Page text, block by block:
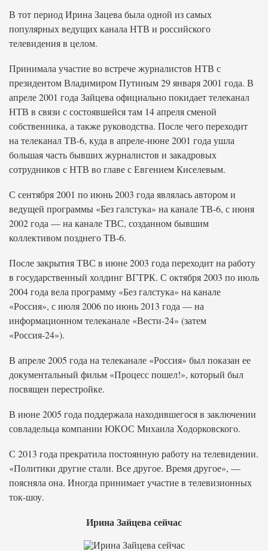
В тот период Ирина Зацева была одной из самых
популярных ведущих канала НТВ и российского
телевидения в целом.
Принимала участие во встрече журналистов НТВ с
президентом Владимиром Путиным 29 января 2001 года. В
апреле 2001 года Зайцева официально покидает телеканал
НТВ в связи с состоявшейся там 14 апреля сменой
собственника, а также руководства. После чего переходит
на телеканал ТВ-6, куда в апреле-июне 2001 года ушла
большая часть бывших журналистов и закадровых
сотрудников с НТВ во главе с Евгением Киселевым.
С сентября 2001 по июнь 2003 года являлась автором и
ведущей программы «Без галстука» на канале ТВ-6, с июня
2002 года — на канале ТВС, созданном бывшим
коллективом позднего ТВ-6.
После закрытия ТВС в июне 2003 года переходит на работу
в государственный холдинг ВГТРК. С октября 2003 по июль
2004 года вела программу «Без галстука» на канале
«Россия», с июля 2006 по июнь 2013 года — на
информационном телеканале «Вести-24» (затем
«Россия-24»).
В апреле 2005 года на телеканале «Россия» был показан ее
документальный фильм «Процесс пошел!», который был
посвящен перестройке.
В июне 2005 года поддержала находившегося в заключении
совладельца компании ЮКОС Михаила Ходорковского.
С 2013 года прекратила постоянную работу на телевидении.
«Политики другие стали. Все другое. Время другое», —
поясняла она. Иногда принимает участие в телевизионных
ток-шоу.
Ирина Зайцева сейчас